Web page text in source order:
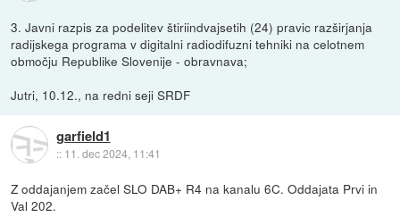
3. Javni razpis za podelitev štiriindvajsetih (24) pravic razširjanja
radijskega programa v digitalni radiodifuzni tehniki na celotnem
območju Republike Slovenije - obravnava;
Jutri, 10.12., na redni seji SRDF
garfield1
:: 11. dec 2024, 11:41
Z oddajanjem začel SLO DAB+ R4 na kanalu 6C. Oddajata Prvi in
Val 202.